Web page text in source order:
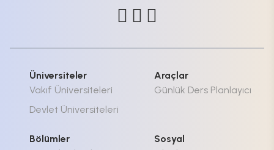
Üniversiteler
Vakıf Üniversiteleri
Devlet Üniversiteleri
Araçlar
Günlük Ders Planlayıcı
Bölümler
Sosyal